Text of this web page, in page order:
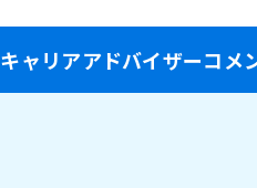
キャリアアドバイザーコメ